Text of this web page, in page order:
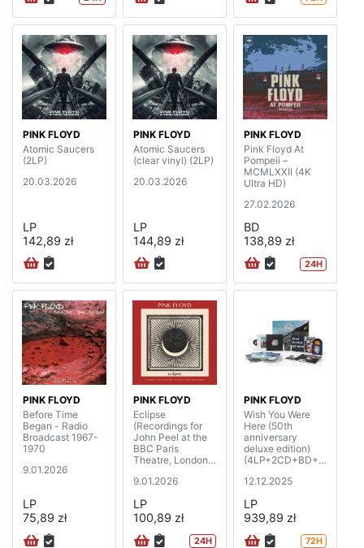
PINK FLOYD
Atomic Saucers
(2LP)
20.03.2026
LP
142,89 zł
PINK FLOYD
Atomic Saucers
(clear vinyl) (2LP)
20.03.2026
LP
144,89 zł
PINK FLOYD
Pink Floyd At
Pompeii –
MCMLXXII (4K
Ultra HD)
27.02.2026
BD
138,89 zł
24H
PINK FLOYD
Before Time
Began - Radio
Broadcast 1967-
1970
9.01.2026
LP
75,89 zł
PINK FLOYD
Eclipse
(Recordings for
John Peel at the
BBC Paris
Theatre, London)
9.01.2026
LP
100,89 zł
24H
PINK FLOYD
Wish You Were
Here (50th
anniversary
deluxe edition)
(4LP+2CD+BD+7
12.12.2025
LP
939,89 zł
72H